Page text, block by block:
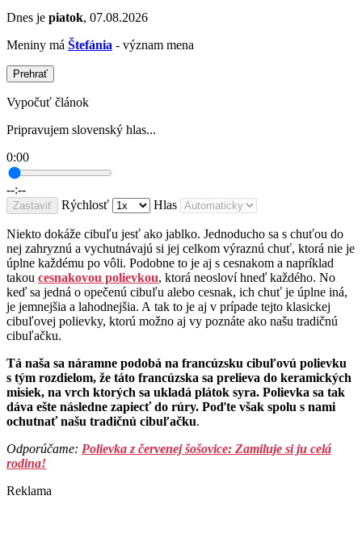
Dnes je piatok, 07.08.2026
Meniny má Štefánia - význam mena
Prehrať
Vypočuť článok
Pripravujem slovenský hlas...
0:00
--:--
Zastaviť Rýchlosť Hlas
Niekto dokáže cibuľu jesť ako jablko. Jednoducho sa s chuťou do
nej zahryznú a vychutnávajú si jej celkom výraznú chuť, ktorá nie je
úplne každému po vôli. Podobne to je aj s cesnakom a napríklad
takou cesnakovou polievkou, ktorá neosloví hneď každého. No
keď sa jedná o opečenú cibuľu alebo cesnak, ich chuť je úplne iná,
je jemnejšia a lahodnejšia. A tak to je aj v prípade tejto klasickej
cibuľovej polievky, ktorú možno aj vy poznáte ako našu tradičnú
cibuľačku.
Tá naša sa náramne podobá na francúzsku cibuľovú polievku
s tým rozdielom, že táto francúzska sa prelieva do keramických
misiek, na vrch ktorých sa ukladá plátok syra. Polievka sa tak
dáva ešte následne zapiecť do rúry. Poďte však spolu s nami
ochutnať našu tradičnú cibuľačku.
Odporúčame: Polievka z červenej šošovice: Zamiluje si ju celá
rodina!
Reklama